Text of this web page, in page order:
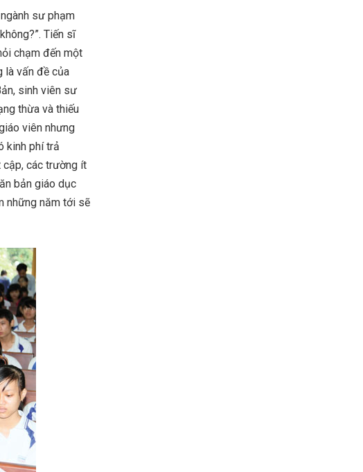
sư phạm
Tiến sĩ
chạm đến một
là vấn đề của
sinh viên sư
thừa và thiếu
viên nhưng
kinh phí trả
cập, các trường ít
bản giáo dục
những năm tới sẽ